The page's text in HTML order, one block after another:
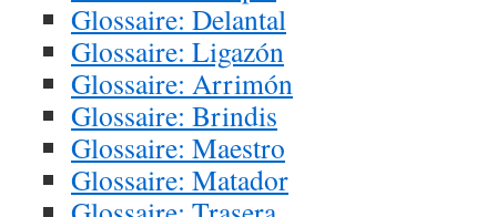
Glossaire: Delantal
Glossaire: Ligazón
Glossaire: Arrimón
Glossaire: Brindis
Glossaire: Maestro
Glossaire: Matador